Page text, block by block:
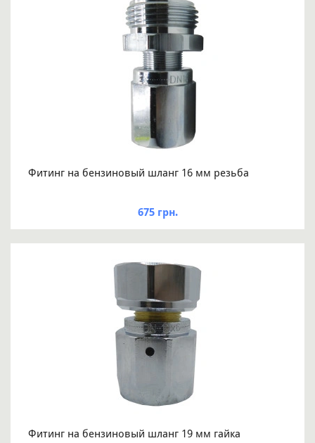
Фитинг на бензиновый шланг 16 мм резьба
675 грн.
Фитинг на бензиновый шланг 19 мм гайка